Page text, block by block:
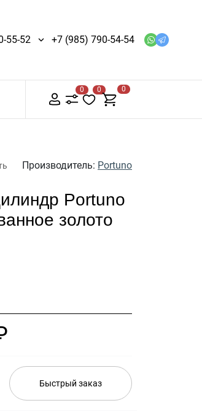
55-52 +7 (985) 790-54-54
0 0 0
Производитель: Portuno
Portuno
золото
Быстрый заказ